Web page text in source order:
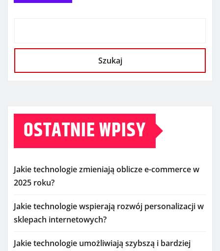
Szukaj
OSTATNIE WPISY
Jakie technologie zmieniają oblicze e-commerce w
2025 roku?
Jakie technologie wspierają rozwój personalizacji w
sklepach internetowych?
Jakie technologie umożliwiają szybszą i bardziej